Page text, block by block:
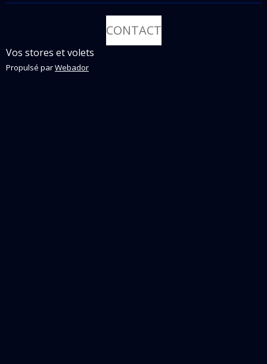
CONTACT
Vos stores et volets
Propulsé parWebador